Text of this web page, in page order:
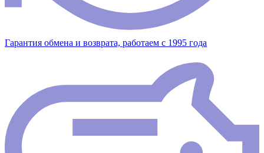
Гарантия обмена и возврата, работаем с 1995 года